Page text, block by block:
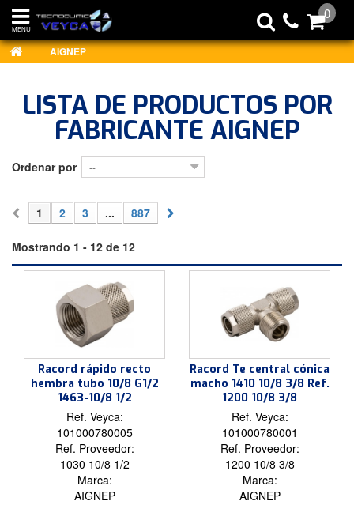
AIGNEP
LISTA DE PRODUCTOS POR
FABRICANTE AIGNEP
Ordenar por --
1 2 3 ... 887
Mostrando 1 - 12 de 12
Racord rápido recto
hembra tubo 10/8 G1/2
1463-10/8 1/2
Ref. Veyca:
101000780005
Ref. Proveedor:
1030 10/8 1/2
Marca:
AIGNEP
Racord Te central cónica
macho 1410 10/8 3/8 Ref.
1200 10/8 3/8
Ref. Veyca:
101000780001
Ref. Proveedor:
1200 10/8 3/8
Marca:
AIGNEP
MENU
0